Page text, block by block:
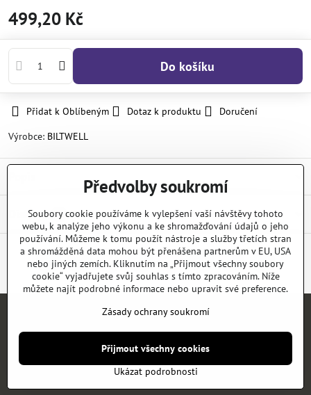
499,20 Kč
Do košíku
Přidat k Oblíbeným Dotaz k produktu
Doručení
Výrobce: BILTWELL
Diskuse 0
FacebookTwitterBlueskyPinterestReddit LinkedInWhatsApp
E-
mail
KATALOGY NEWS
©2026CopyrightPředvolby soukromíZásady ochrany soukromí
Vytvořeno systémem:ByznysWeb.cz
Předvolby soukromí
Soubory cookie používáme k vylepšení vaší návštěvy tohoto
webu, k analýze jeho výkonu a ke shromažďování údajů o jeho
používání. Můžeme k tomu použít nástroje a služby třetích stran
a shromážděná data mohou být přenášena partnerům v EU, USA
nebo jiných zemích. Kliknutím na „Přijmout všechny soubory
cookie“ vyjadřujete svůj souhlas s tímto zpracováním. Níže
můžete najít podrobné informace nebo upravit své preference.
Zásady ochrany soukromí
Ukázat podrobnosti
Přijmout všechny cookies